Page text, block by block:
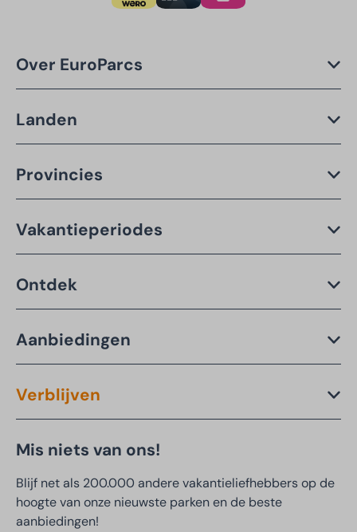
Over EuroParcs
Landen
Provincies
Vakantieperiodes
Ontdek
Aanbiedingen
Verblijven
Mis niets van ons!
Blijf net als 200.000 andere vakantieliefhebbers op de
hoogte van onze nieuwste parken en de beste
aanbiedingen!